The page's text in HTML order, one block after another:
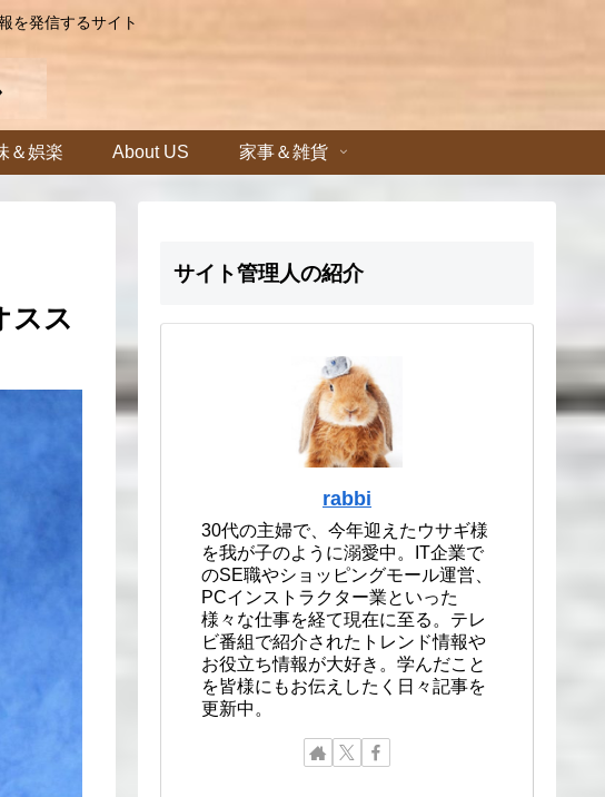
を発信するサイト
＆娯楽 About US 家事＆雑貨
スス
サイト管理人の紹介
rabbi
30代の主婦で、今年迎えたウサギ様
を我が子のように溺愛中。IT企業で
のSE職やショッピングモール運営、
PCインストラクター業といった
様々な仕事を経て現在に至る。テレ
ビ番組で紹介されたトレンド情報や
お役立ち情報が大好き。学んだこと
を皆様にもお伝えしたく日々記事を
更新中。